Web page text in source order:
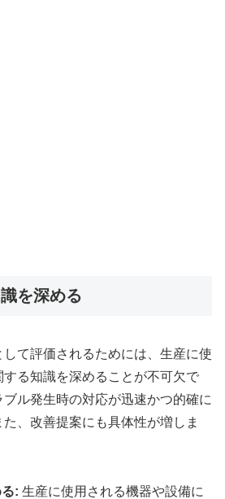
を深める
て評価されるためには、生産に使
る知識を深めることが不可欠で
ル発生時の対応が迅速かつ的確に
、改善提案にも具体性が増しま
: 生産に使用される機器や設備に